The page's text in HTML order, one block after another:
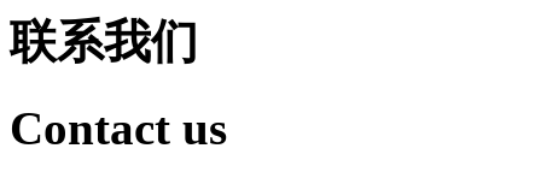
联系我们
Contact us